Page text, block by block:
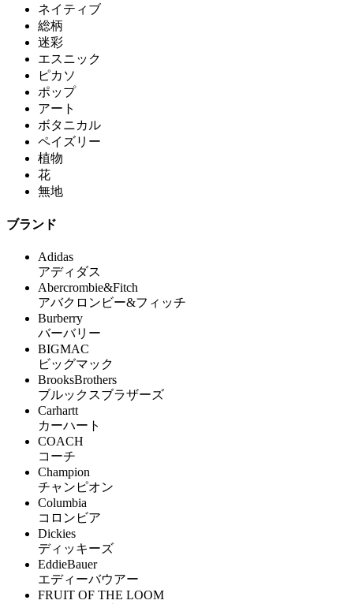
ネイティブ
総柄
迷彩
エスニック
ピカソ
ポップ
アート
ボタニカル
ペイズリー
植物
花
無地
ブランド
Adidas
アディダス
Abercrombie&Fitch
アバクロンビー&フィッチ
Burberry
バーバリー
BIGMAC
ビッグマック
BrooksBrothers
ブルックスブラザーズ
Carhartt
カーハート
COACH
コーチ
Champion
チャンピオン
Columbia
コロンビア
Dickies
ディッキーズ
EddieBauer
エディーバウアー
FRUIT OF THE LOOM